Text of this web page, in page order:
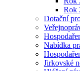
Rok
Dotační
Nabídka
Jirkovské